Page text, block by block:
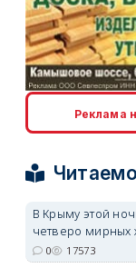
Реклама
В Крыму этой
четверо мирных
0 17573